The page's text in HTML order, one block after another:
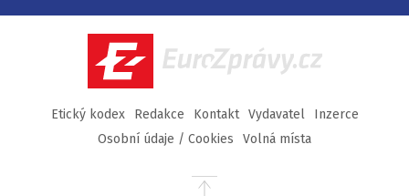
Facebook
TwitterInstagram
YouTube
EuroZprávy.cz
Etický kodex Redakce Kontakt Vydavatel
Inzerce
Osobní údaje / Cookies
Volná místa
Přejít